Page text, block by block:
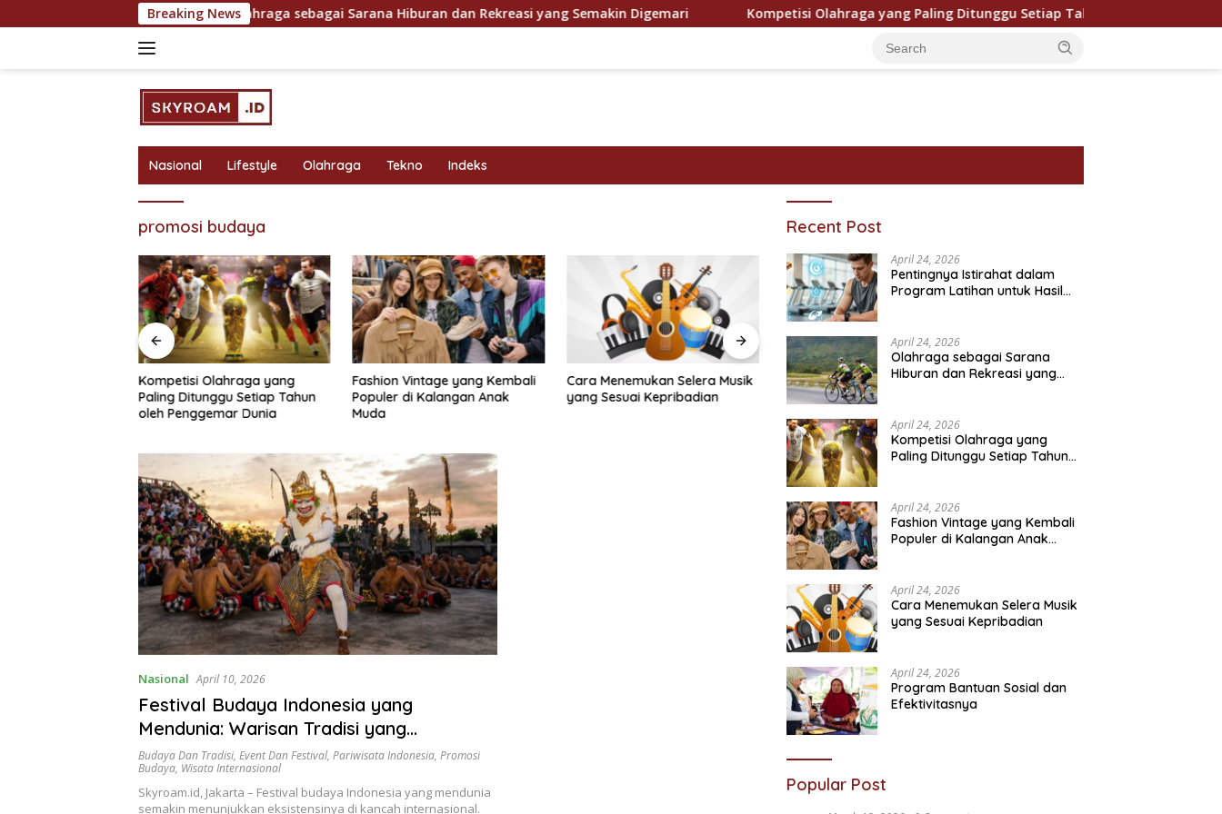
to
Breaking News
Olahraga sebagai Sarana Hiburan dan Rekreasi yang Semakin Digemari Kompetisi Olahraga yang Paling Ditunggu Setiap Tahun oleh Penggemar Dunia
Nasional Lifestyle Olahraga Tekno Indeks
promosi budaya
Kompetisi Olahraga yang
Paling Ditunggu Setiap Tahun
oleh Penggemar Dunia
Fashion Vintage yang Kembali
Populer di Kalangan Anak
Muda
Cara Menemukan Selera Musik
yang Sesuai Kepribadian
Program Bantuan Sosial dan
Efektivitasnya
Pentingnya Pendidikan
Nasional April 10, 2026
Festival Budaya Indonesia yang
Mendunia: Warisan Tradisi yang
Mendapat Pengakuan Global
Budaya Dan Tradisi, Event Dan Festival, Pariwisata Indonesia, Promosi
Budaya, Wisata Internasional
Skyroam.id, Jakarta – Festival budaya Indonesia yang mendunia
semakin menunjukkan eksistensinya di kancah internasional.
Recent Post
April 24, 2026
Pentingnya Istirahat dalam
Program Latihan untuk Hasil
April 24, 2026
Olahraga sebagai Sarana
Hiburan dan Rekreasi yang
April 24, 2026
Kompetisi Olahraga yang
Paling Ditunggu Setiap Tahun
April 24, 2026
Fashion Vintage yang Kembali
Populer di Kalangan Anak
April 24, 2026
Cara Menemukan Selera Musik
yang Sesuai Kepribadian
April 24, 2026
Program Bantuan Sosial dan
Efektivitasnya
Popular Post